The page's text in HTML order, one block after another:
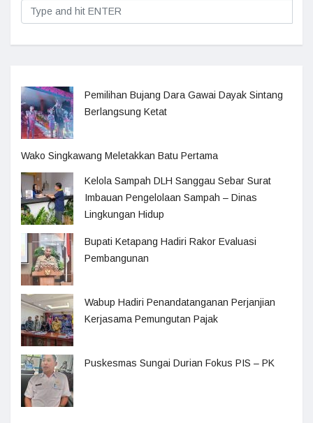
Pemilihan Bujang Dara Gawai Dayak Sintang
Berlangsung Ketat
Wako Singkawang Meletakkan Batu Pertama
Kelola Sampah DLH Sanggau Sebar Surat
Imbauan Pengelolaan Sampah – Dinas
Lingkungan Hidup
Bupati Ketapang Hadiri Rakor Evaluasi
Pembangunan
Wabup Hadiri Penandatanganan Perjanjian
Kerjasama Pemungutan Pajak
Puskesmas Sungai Durian Fokus PIS – PK